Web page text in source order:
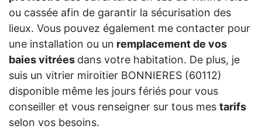
ou cassée afin de garantir la sécurisation des
lieux. Vous pouvez également me contacter pour
une installation ou un remplacement de vos
baies vitrées dans votre habitation. De plus, je
suis un vitrier miroitier BONNIERES (60112)
disponible même les jours fériés pour vous
conseiller et vous renseigner sur tous mes tarifs
selon vos besoins.